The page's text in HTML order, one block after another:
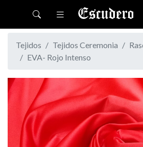
Toggle navigation
Tejidos Tejidos Ceremonia
EVA- Rojo Intenso